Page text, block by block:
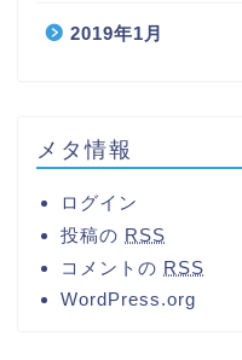
2019年1月
メタ情報
ログイン
投稿の RSS
コメントの RSS
WordPress.org